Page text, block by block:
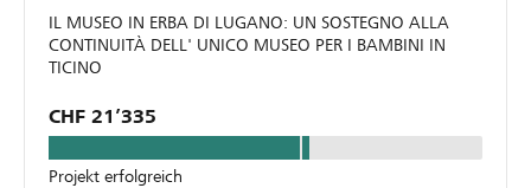
IL MUSEO IN ERBA DI LUGANO: UN SOSTEGNO ALLA
CONTINUITÀ DELL' UNICO MUSEO PER I BAMBINI IN
TICINO
CHF 21’335
Projekt erfolgreich